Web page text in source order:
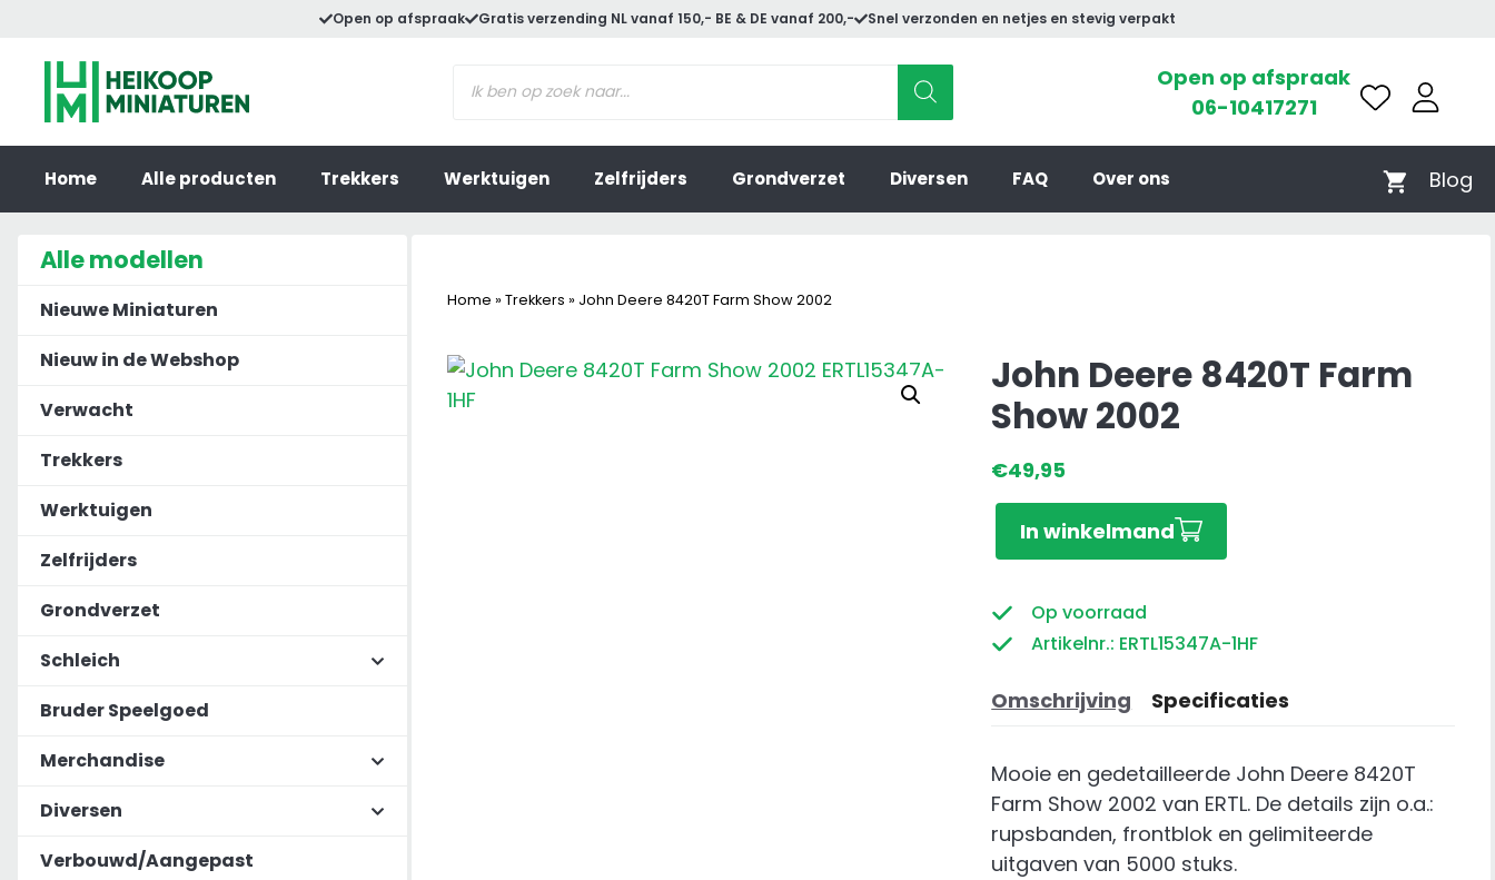
inhoud
Open op afspraak Gratis verzending NL vanaf 150,- BE & DE vanaf 200,- Snel verzonden en netjes en stevig verpakt
zoeken
Open op afspraak
06-10417271
Home Alle producten Trekkers Werktuigen Zelfrijders Grondverzet Diversen FAQ Over ons Blog
Home » Trekkers » John Deere 8420T Farm Show 2002
John Deere 8420T Farm
Show 2002
€49,95
Deere
Farm
Show
aantal
In winkelmand
Op voorraad
Artikelnr.: ERTL15347A-1HF
Omschrijving Specificaties
Mooie en gedetailleerde John Deere 8420T
Farm Show 2002 van ERTL. De details zijn o.a.:
rupsbanden, frontblok en gelimiteerde
uitgaven van 5000 stuks.
Alle modellen
Nieuwe Miniaturen
Nieuw in de Webshop
Verwacht
Trekkers
Werktuigen
Zelfrijders
Grondverzet
Schleich
Bruder Speelgoed
Merchandise
Diversen
Verbouwd/Aangepast